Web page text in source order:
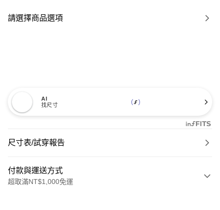
請選擇商品選項
AI
找尺寸
尺寸表/試穿報告
付款與運送方式
超取滿NT$1,000免運